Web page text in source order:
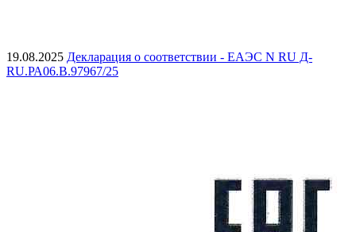
19.08.2025 Декларация о соответствии - ЕАЭС N RU Д-
RU.РА06.В.97967/25